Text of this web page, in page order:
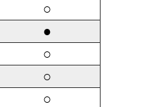
○
●
○
○
○